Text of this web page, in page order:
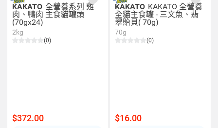
KAKATO 全營養系列 雞
肉、鴨肉 主食貓罐頭
(70gx24)
2kg
(0)
$372.00
KAKATO KAKATO 全營養
全貓主食罐 - 三文魚、翡
翠貽貝( 70g)
70g
(0)
$16.00